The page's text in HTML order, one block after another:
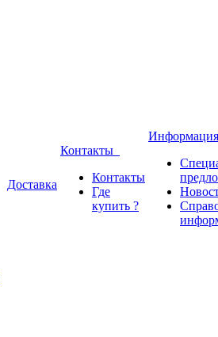
Доставка
Контакты
Контакты
Где
купить ?